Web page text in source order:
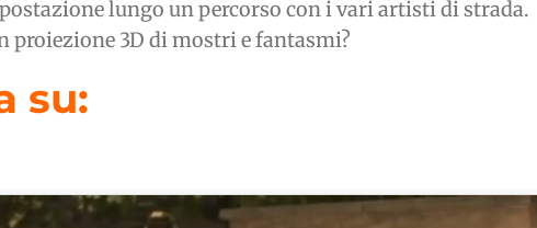
lungo un percorso con i vari artisti di strada.
3D di mostri e fantasmi?
su: